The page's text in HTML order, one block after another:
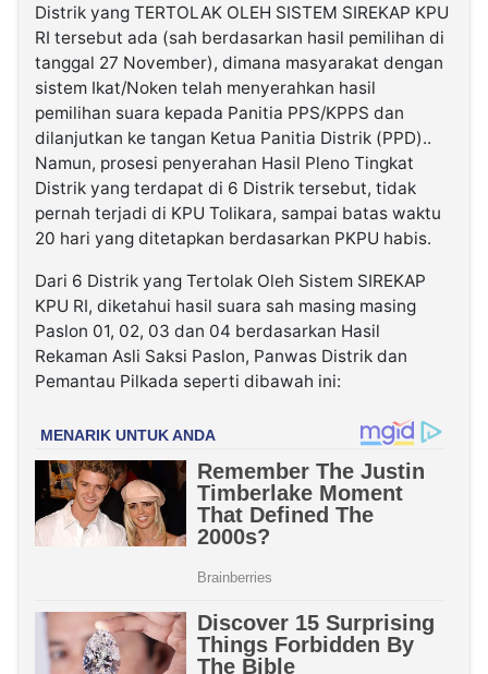
Distrik yang TERTOLAK OLEH SISTEM SIREKAP KPU
RI tersebut ada (sah berdasarkan hasil pemilihan di
tanggal 27 November), dimana masyarakat dengan
sistem Ikat/Noken telah menyerahkan hasil
pemilihan suara kepada Panitia PPS/KPPS dan
dilanjutkan ke tangan Ketua Panitia Distrik (PPD)..
Namun, prosesi penyerahan Hasil Pleno Tingkat
Distrik yang terdapat di 6 Distrik tersebut, tidak
pernah terjadi di KPU Tolikara, sampai batas waktu
20 hari yang ditetapkan berdasarkan PKPU habis.
Dari 6 Distrik yang Tertolak Oleh Sistem SIREKAP
KPU RI, diketahui hasil suara sah masing masing
Paslon 01, 02, 03 dan 04 berdasarkan Hasil
Rekaman Asli Saksi Paslon, Panwas Distrik dan
Pemantau Pilkada seperti dibawah ini: